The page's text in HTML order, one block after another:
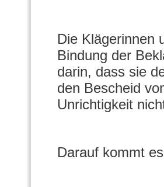
Die Klägerinnen
Bindung der
darin, dass sie
den Bescheid
Unrichtigkeit
Darauf kommt